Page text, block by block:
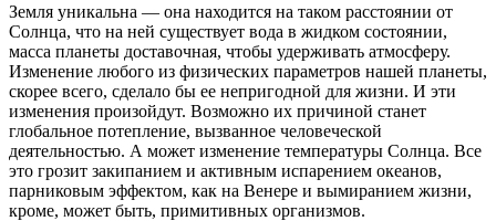
Земля уникальна — она находится на таком расстоянии от
Солнца, что на ней существует вода в жидком состоянии,
масса планеты доставочная, чтобы удерживать атмосферу.
Изменение любого из физических параметров нашей планеты,
скорее всего, сделало бы ее непригодной для жизни. И эти
изменения произойдут. Возможно их причиной станет
глобальное потепление, вызванное человеческой
деятельностью. А может изменение температуры Солнца. Все
это грозит закипанием и активным испарением океанов,
парниковым эффектом, как на Венере и вымиранием жизни,
кроме, может быть, примитивных организмов.